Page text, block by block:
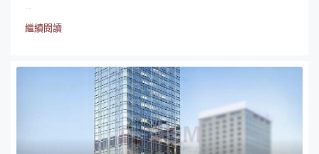
...
繼續閱讀